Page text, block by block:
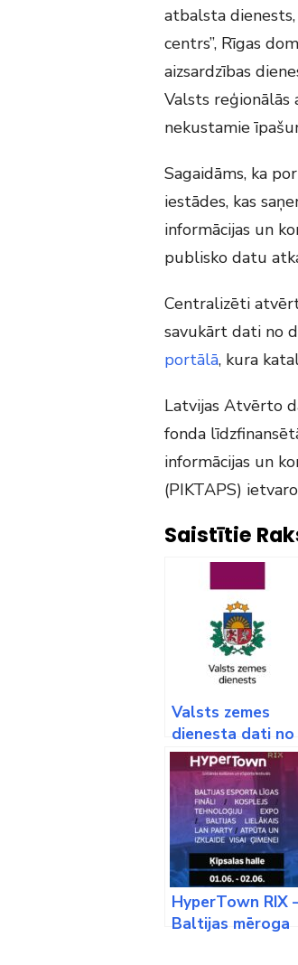
atbalsta
centrs”, Rīgas
aizsardzības
Valsts reģionālās
nekustamie
Sagaidāms, ka
iestādes, kas
informācijas un
publisko datu
Centralizēti
savukārt dati no
portālā, kura
Latvijas Atvērto
fonda
informācijas un
(PIKTAPS)
Saistītie
Valsts zemes
dienesta dati no
2022. gada tiek
atvērti bez
maksas ikvienam
HyperTown RIX
Baltijas mēroga